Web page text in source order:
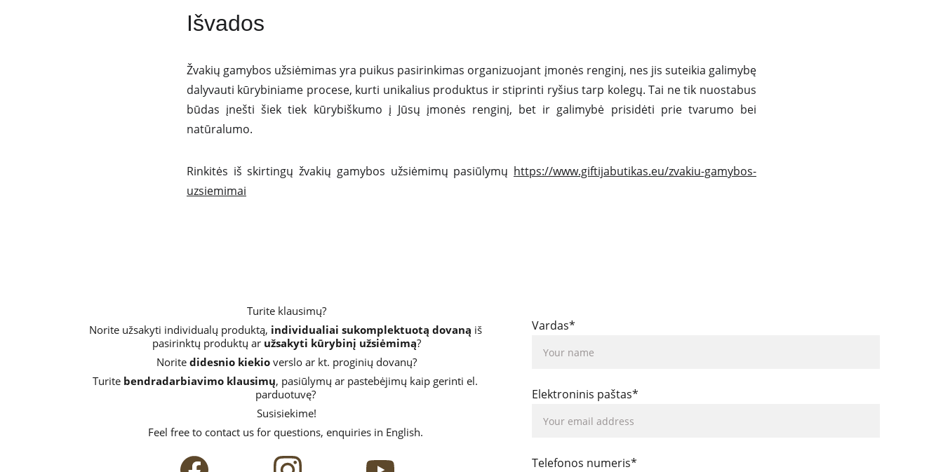
Išvados
Žvakių gamybos užsiėmimas yra puikus pasirinkimas organizuojant įmonės renginį, nes jis suteikia galimybę
dalyvauti kūrybiniame procese, kurti unikalius produktus ir stiprinti ryšius tarp kolegų. Tai ne tik nuostabus
būdas įnešti šiek tiek kūrybiškumo į Jūsų įmonės renginį, bet ir galimybė prisidėti prie tvarumo bei
natūralumo.
Rinkitės iš skirtingų žvakių gamybos užsiėmimų pasiūlymų https://www.giftijabutikas.eu/zvakiu-gamybos-
uzsiemimai
Turite klausimų?
Norite užsakyti individualų produktą, individualiai sukomplektuotą dovaną iš
pasirinktų produktų ar užsakyti kūrybinį užsiėmimą?
Norite didesnio kiekio verslo ar kt. proginių dovanų?
Turite bendradarbiavimo klausimų, pasiūlymų ar pastebėjimų kaip gerinti el.
parduotuvę?
Susisiekime!
Feel free to contact us for questions, enquiries in English.
Vardas*
Elektroninis paštas*
Telefonos numeris*